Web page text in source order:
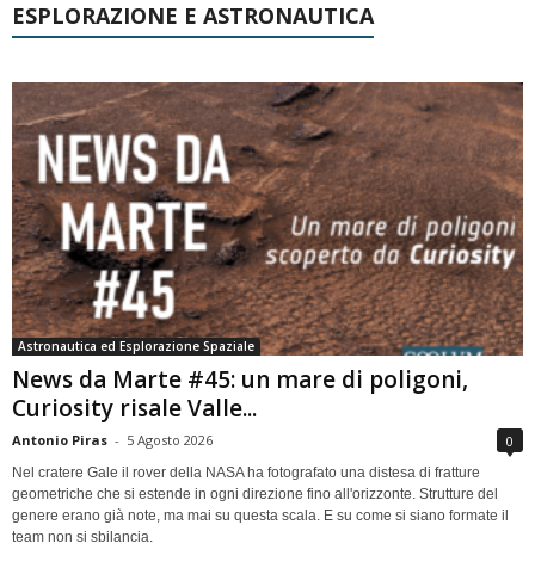
ESPLORAZIONE E ASTRONAUTICA
Astronautica ed Esplorazione Spaziale
News da Marte #45: un mare di poligoni,
Curiosity risale Valle...
Antonio Piras - 5 Agosto 2026 0
Nel cratere Gale il rover della NASA ha fotografato una distesa di fratture
geometriche che si estende in ogni direzione fino all'orizzonte. Strutture del
genere erano già note, ma mai su questa scala. E su come si siano formate il
team non si sbilancia.